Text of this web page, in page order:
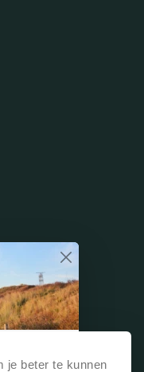
je beter te kunnen